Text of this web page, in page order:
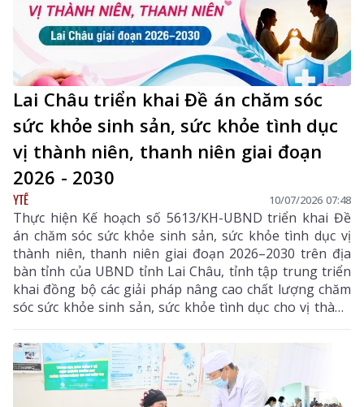
Lai Châu triển khai Đề án chăm sóc
sức khỏe sinh sản, sức khỏe tình dục
vị thành niên, thanh niên giai đoạn
2026 - 2030
YTẾ 10/07/2026 07:48
Thực hiện Kế hoạch số 5613/KH-UBND triển khai Đề
án chăm sóc sức khỏe sinh sản, sức khỏe tình dục vị
thành niên, thanh niên giai đoạn 2026–2030 trên địa
bàn tỉnh của UBND tỉnh Lai Châu, tỉnh tập trung triển
khai đồng bộ các giải pháp nâng cao chất lượng chăm
sóc sức khỏe sinh sản, sức khỏe tình dục cho vị thành
niên, thanh niên; mở rộng tiếp cận các dịch vụ y tế
thân thiện, đẩy mạnh giáo dục, truyền thông và
chuyển đổi số, góp phần nâng cao chất lượng dân số,
phát triển nguồn nhân lực và bảo đảm sự phát triển
bền vững của tỉnh.